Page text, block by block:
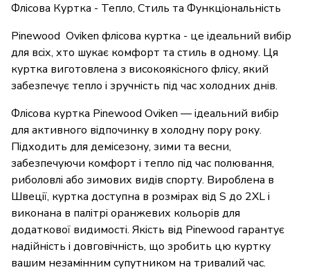
Флісова Куртка - Тепло, Стиль та Функціональність
Pinewood Oviken флісова куртка - це ідеальний вибір
для всіх, хто шукає комфорт та стиль в одному. Ця
куртка виготовлена з високоякісного флісу, який
забезпечує тепло і зручність під час холодних днів.
Флісова куртка Pinewood Oviken — ідеальний вибір
для активного відпочинку в холодну пору року.
Підходить для демісезону, зими та весни,
забезпечуючи комфорт і тепло під час полювання,
риболовлі або зимових видів спорту. Вироблена в
Швеції, куртка доступна в розмірах від S до 2XL і
виконана в палітрі оранжевих кольорів для
додаткової видимості. Якість від Pinewood гарантує
надійність і довговічність, що зробить цю куртку
вашим незамінним супутником на тривалий час.